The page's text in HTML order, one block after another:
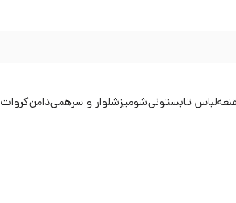
لباس تابستونیشومیزشلوار و سرهمیدامنکروات